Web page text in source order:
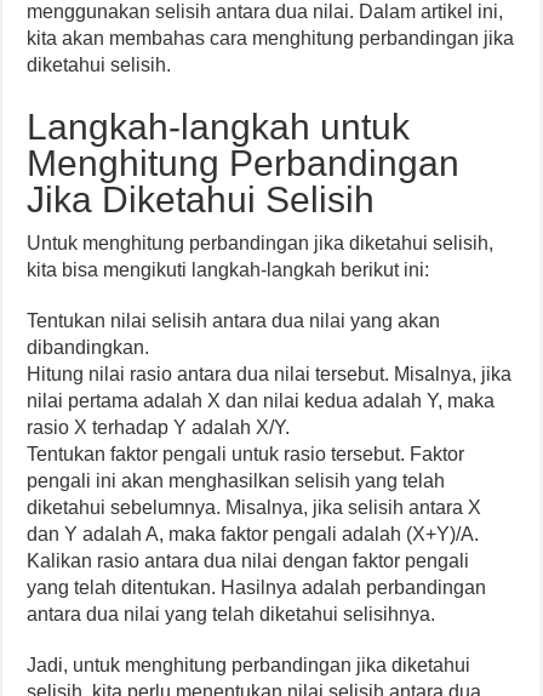
menggunakan selisih antara dua nilai. Dalam artikel ini,
kita akan membahas cara menghitung perbandingan jika
diketahui selisih.
Langkah-langkah untuk
Menghitung Perbandingan
Jika Diketahui Selisih
Untuk menghitung perbandingan jika diketahui selisih,
kita bisa mengikuti langkah-langkah berikut ini:
Tentukan nilai selisih antara dua nilai yang akan
dibandingkan.
Hitung nilai rasio antara dua nilai tersebut. Misalnya, jika
nilai pertama adalah X dan nilai kedua adalah Y, maka
rasio X terhadap Y adalah X/Y.
Tentukan faktor pengali untuk rasio tersebut. Faktor
pengali ini akan menghasilkan selisih yang telah
diketahui sebelumnya. Misalnya, jika selisih antara X
dan Y adalah A, maka faktor pengali adalah (X+Y)/A.
Kalikan rasio antara dua nilai dengan faktor pengali
yang telah ditentukan. Hasilnya adalah perbandingan
antara dua nilai yang telah diketahui selisihnya.
Jadi, untuk menghitung perbandingan jika diketahui
selisih, kita perlu menentukan nilai selisih antara dua